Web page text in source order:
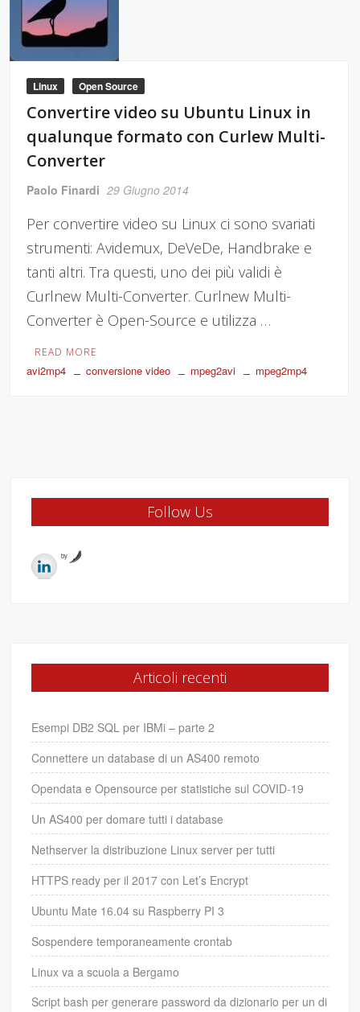
Linux Open Source
Convertire video su Ubuntu Linux in
qualunque formato con Curlew Multi-
Converter
Paolo Finardi 29 Giugno 2014
Per convertire video su Linux ci sono svariati
strumenti: Avidemux, DeVeDe, Handbrake e
tanti altri. Tra questi, uno dei più validi è
Curlnew Multi-Converter. Curlnew Multi-
Converter è Open-Source e utilizza …
READ MORE
avi2mp4 conversione video mpeg2avi mpeg2mp4
Follow Us
by
Articoli recenti
Esempi DB2 SQL per IBMi – parte 2
Connettere un database di un AS400 remoto
Opendata e Opensource per statistiche sul COVID-19
Un AS400 per domare tutti i database
Nethserver la distribuzione Linux server per tutti
HTTPS ready per il 2017 con Let’s Encrypt
Ubuntu Mate 16.04 su Raspberry PI 3
Sospendere temporaneamente crontab
Linux va a scuola a Bergamo
Script bash per generare password da dizionario per un di